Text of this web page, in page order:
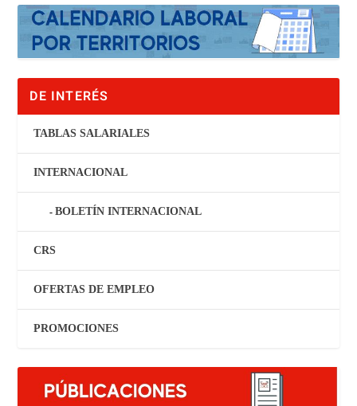
DE INTERÉS
TABLAS SALARIALES
INTERNACIONAL
BOLETÍN INTERNACIONAL
CRS
OFERTAS DE EMPLEO
PROMOCIONES